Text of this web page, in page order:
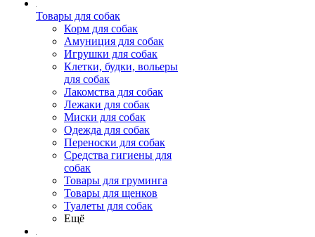
Товары для собак
Корм для собак
Амуниция для собак
Игрушки для собак
Клетки, будки, вольеры
для собак
Лакомства для собак
Лежаки для собак
Миски для собак
Одежда для собак
Переноски для собак
Средства гигиены для
собак
Товары для груминга
Товары для щенков
Туалеты для собак
Ещё